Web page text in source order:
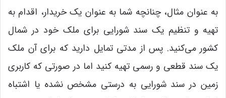
به عنوان مثال، چنانچه شما به عنوان یک خریدار، اقدام به
تهیه و تنظیم یک سند شورایی برای ملک خود در شمال
کشور می‌کنید. پس از مدتی تمایل دارید که برای آن ملک
یک سند قطعی و رسمی تهیه کنید اما در صورتی که کاربری
زمین در سند شورایی به درستی مشخص نشده یا اشتباه